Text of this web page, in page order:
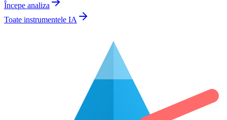
Începe analiza
Toate instrumentele IA